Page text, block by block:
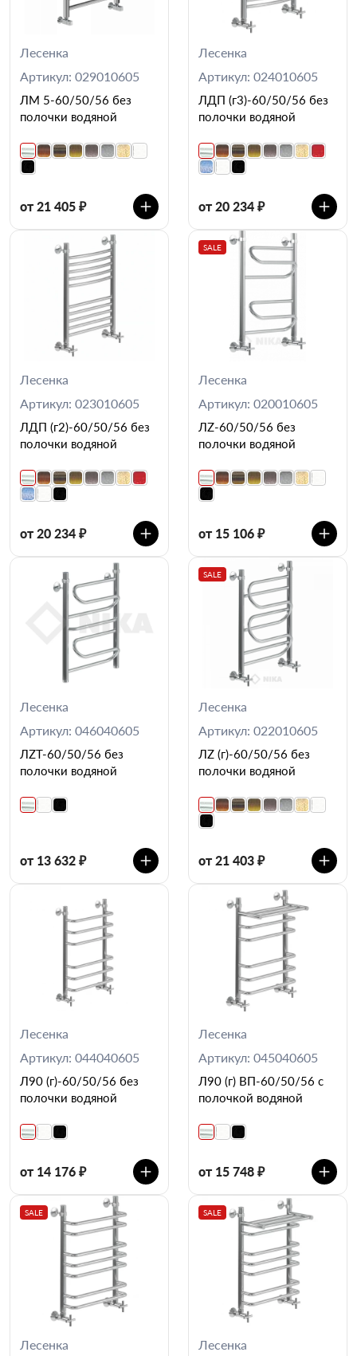
Лесенка
Артикул: 029010605
ЛМ 5-60/50/56 без
полочки водяной
от 21 405 ₽
Лесенка
Артикул: 024010605
ЛДП (г3)-60/50/56 без
полочки водяной
от 20 234 ₽
Лесенка
Артикул: 023010605
ЛДП (г2)-60/50/56 без
полочки водяной
от 20 234 ₽
SALE
Лесенка
Артикул: 020010605
ЛZ-60/50/56 без
полочки водяной
от 15 106 ₽
Лесенка
Артикул: 046040605
ЛZT-60/50/56 без
полочки водяной
от 13 632 ₽
SALE
Лесенка
Артикул: 022010605
ЛZ (г)-60/50/56 без
полочки водяной
от 21 403 ₽
Лесенка
Артикул: 044040605
Л90 (г)-60/50/56 без
полочки водяной
от 14 176 ₽
Лесенка
Артикул: 045040605
Л90 (г) ВП-60/50/56 с
полочкой водяной
от 15 748 ₽
SALE
Лесенка
SALE
Лесенка